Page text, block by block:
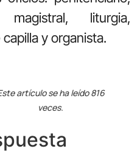
liturgia,
y organista.
artículo se ha leído 816
veces.